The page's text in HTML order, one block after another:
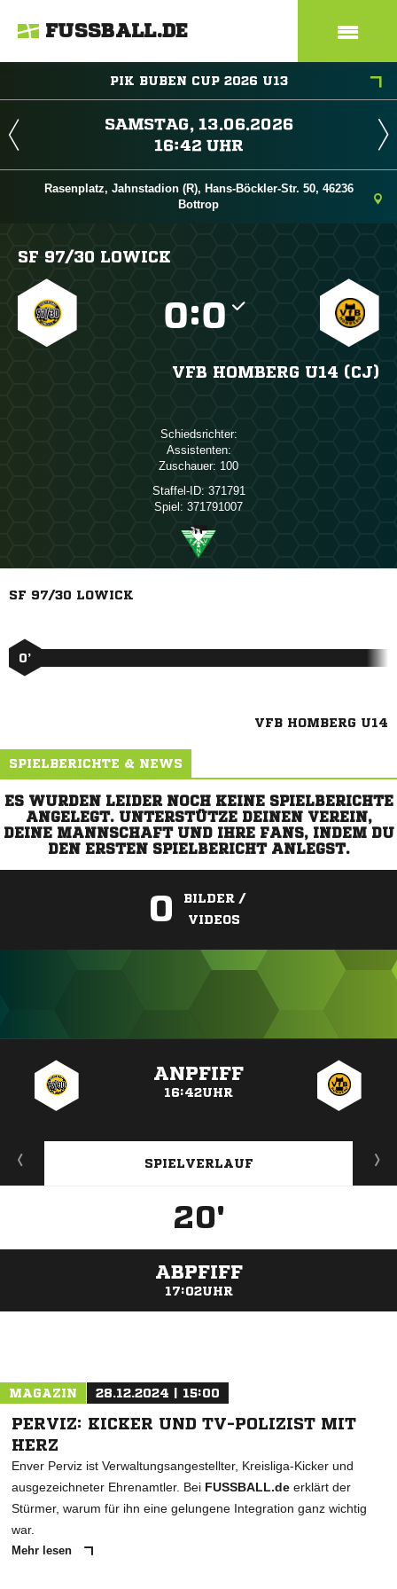
FUSSBALL.DE
PIK BUBEN CUP 2026 U13
 
 
Rasenplatz, Jahnstadion (R), Hans-Böckler-Str. 50, 46236
Bottrop
SF 97/​30 LOWICK
:
VFB HOMBERG U14 (CJ)
Schiedsrichter:
Assistenten:
Zuschauer: 100
Staffel-ID: 371791
Spiel: 371791007
SF 97/30 LOWICK
0’
VFB HOMBERG U14
SPIELBERICHTE & NEWS
ES WURDEN LEIDER NOCH KEINE SPIELBERICHTE
ANGELEGT. UNTERSTÜTZE DEINEN VEREIN,
DEINE MANNSCHAFT UND IHRE FANS, INDEM DU
DEN ERSTEN SPIELBERICHT ANLEGST.
0
BILDER /
VIDEOS
ANPFIFF
16:42UHR
SPIELVERLAUF
20'
ABPFIFF
17:02UHR
MAGAZIN 28.12.2024 | 15:00
PERVIZ: KICKER UND TV-POLIZIST MIT
HERZ
Enver Perviz ist Verwaltungsangestellter, Kreisliga-Kicker und
ausgezeichneter Ehrenamtler. Bei FUSSBALL.de erklärt der
Stürmer, warum für ihn eine gelungene Integration ganz wichtig
war.
Mehr lesen